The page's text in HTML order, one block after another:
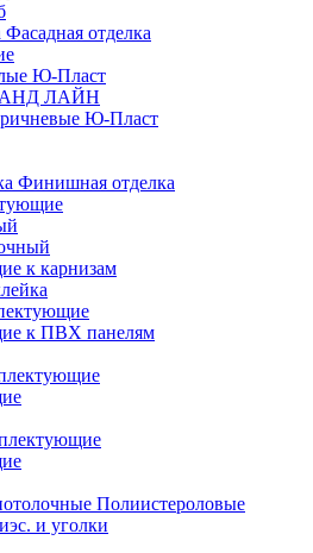
Фасадная отделка
Ю-Пласт
ЛАЙН
Ю-Пласт
Финишная отделка
к карнизам
к ПВХ панелям
Полиистероловые
и уголки